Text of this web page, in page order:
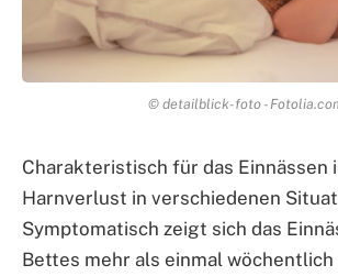
© detailblick-foto -
Charakteristisch für das Einnässen
Harnverlust in verschiedenen
Symptomatisch zeigt sich das
Bettes mehr als einmal wöchentlich